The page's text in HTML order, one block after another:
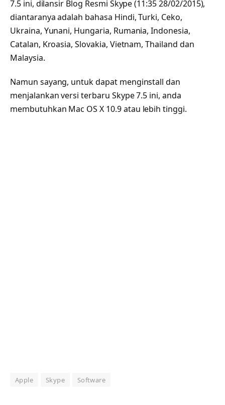
7.5 ini, dilansir Blog Resmi Skype (11:35 28/02/2015),
diantaranya adalah bahasa Hindi, Turki, Ceko,
Ukraina, Yunani, Hungaria, Rumania, Indonesia,
Catalan, Kroasia, Slovakia, Vietnam, Thailand dan
Malaysia.
Namun sayang, untuk dapat menginstall dan
menjalankan versi terbaru Skype 7.5 ini, anda
membutuhkan Mac OS X 10.9 atau lebih tinggi.
Apple Skype Software